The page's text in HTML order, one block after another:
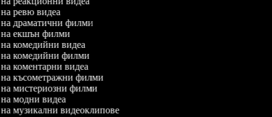
на ревю видеа
на драматични филми
на екшън филми
на комедийни видеа
на комедийни филми
на коментарни видеа
на късометражни филми
на мистериозни филми
на модни видеа
на музикални видеоклипове